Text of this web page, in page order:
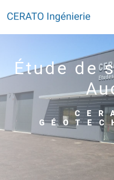
étude de sol g1 pgc
CERATO